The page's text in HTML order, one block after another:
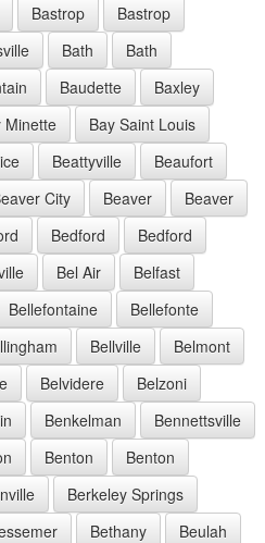
Bastrop
Bastrop
Bath
Bath
Baudette
Baxley
Minette
Bay Saint Louis
Beattyville
Beaufort
City Beaver
Beaver
Bedford
Bedford
Bel Air
Belfast
Bellefontaine
Bellefonte
Bellville
Belmont
Belvidere
Belzoni
Benkelman
Bennettsville
Benton
Benton
Berkeley Springs
Bethany
Beulah